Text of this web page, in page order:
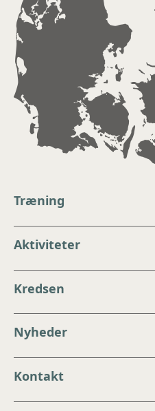
Træning
Aktiviteter
Kredsen
Nyheder
Kontakt